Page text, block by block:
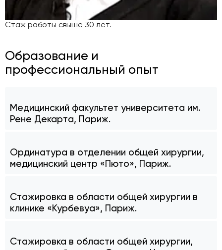
Стаж работы свыше 30 лет.
Образование и
профессиональный опыт
Медицинский факультет университета им.
Рене Декарта, Париж.
Ординатура в отделении общей хирургии,
медицинский центр «Пюто», Париж.
Стажировка в области общей хирургии в
клинике «Курбевуа», Париж.
Стажировка в области общей хирургии,